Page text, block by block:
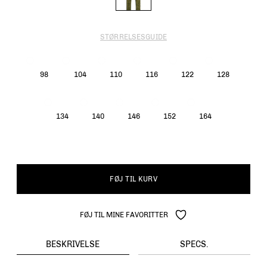
STØRRELSESGUIDE
98 104 110 116 122 128
134 140 146 152 164
FØJ TIL KURV
FØJ TIL MINE FAVORITTER
BESKRIVELSE SPECS.